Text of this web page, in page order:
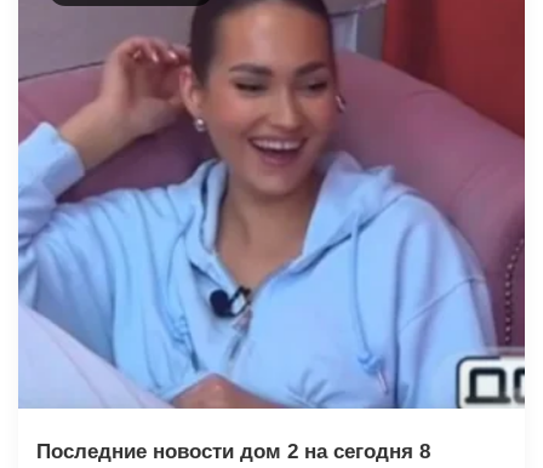
Последние новости дом 2 на сегодня 8